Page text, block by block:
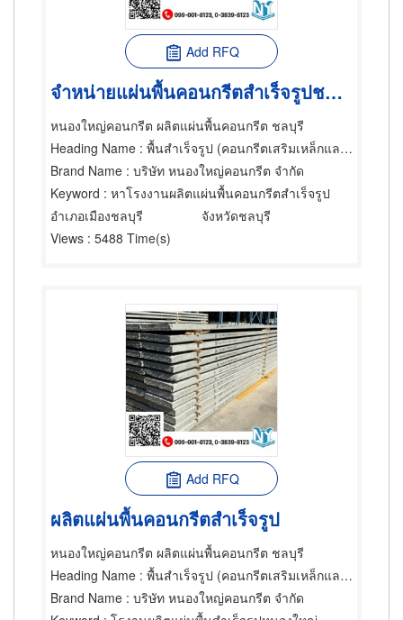
Add RFQ
จำหน่ายแผ่นพื้นคอนกรีตสำเร็จรูปชลบุรี
หนองใหญ่คอนกรีต ผลิตแผ่นพื้นคอนกรีต ชลบุรี
Heading Name : พื้นสำเร็จรูป (คอนกรีตเสริมเหล็กและอัดแรง),ผู้รับเหมาทำพื้นและวัตถุ,พื้นสำเร็จรูป (คอนกรีตเสริมเหล็กและอัดแรง)
Brand Name : บริษัท หนองใหญ่คอนกรีต จำกัด
Keyword : หาโรงงานผลิตแผ่นพื้นคอนกรีตสำเร็จรูป
อำเภอเมืองชลบุรี
จังหวัดชลบุรี
Views : 5488 Time(s)
Add RFQ
ผลิตแผ่นพื้นคอนกรีตสำเร็จรูป
หนองใหญ่คอนกรีต ผลิตแผ่นพื้นคอนกรีต ชลบุรี
Heading Name : พื้นสำเร็จรูป (คอนกรีตเสริมเหล็กและอัดแรง),คอนกรีตเสริมเหล็ก,พื้นสำเร็จรูป (คอนกรีตเสริมเหล็กและอัดแรง)
Brand Name : บริษัท หนองใหญ่คอนกรีต จำกัด